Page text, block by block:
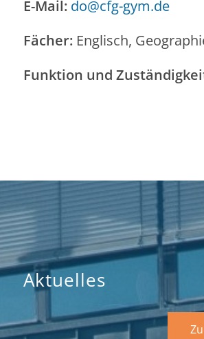
E-Mail: do@cfg-gym.de
Fächer:Englisch,
Funktion und
Aktuelles